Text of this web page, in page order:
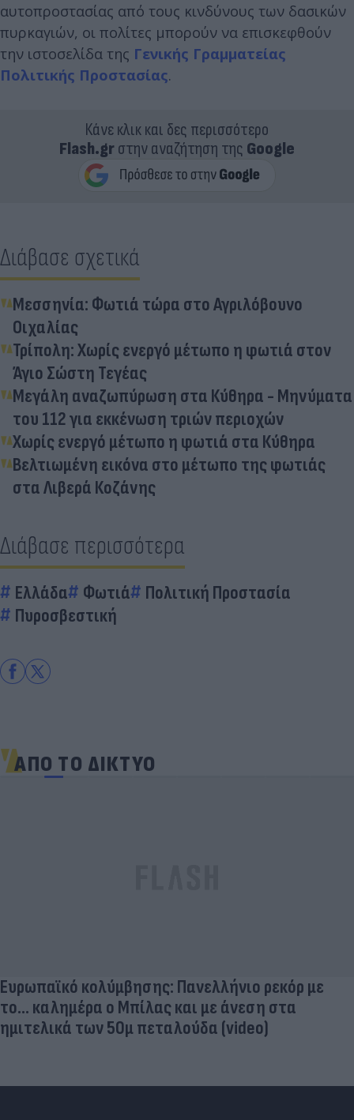
αυτοπροστασίας από τους κινδύνους των δασικών
πυρκαγιών, οι πολίτες μπορούν να επισκεφθούν
την ιστοσελίδα της Γενικής Γραμματείας
Πολιτικής Προστασίας.
Κάνε κλικ και δες περισσότερο
Flash.grστην αναζήτηση της Google
Διάβασε σχετικά
Μεσσηνία: Φωτιά τώρα στο Αγριλόβουνο
Οιχαλίας
Τρίπολη: Χωρίς ενεργό μέτωπο η φωτιά στον
Άγιο Σώστη Τεγέας
Μεγάλη αναζωπύρωση στα Κύθηρα - Μηνύματα
του 112 για εκκένωση τριών περιοχών
Χωρίς ενεργό μέτωπο η φωτιά στα Κύθηρα
Βελτιωμένη εικόνα στο μέτωπο της φωτιάς
στα Λιβερά Κοζάνης
Διάβασε περισσότερα
Ελλάδα Φωτιά
Πολιτική Προστασία
Πυροσβεστική
ΑΠΟ ΤΟ ΔΙΚΤΥΟ